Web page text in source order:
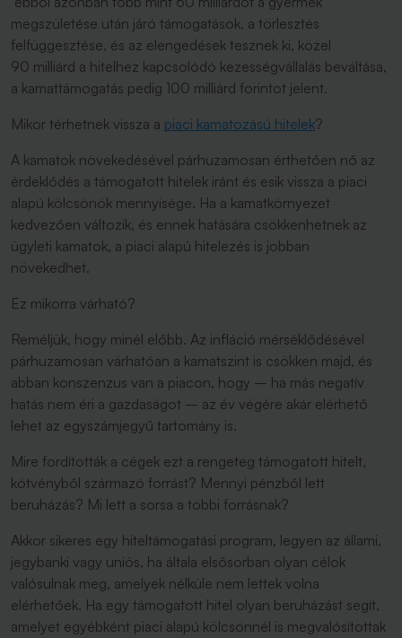
megszületése után járó támogatások, a törlesztés
felfüggesztése, és az elengedések tesznek ki, közel
90 milliárd a hitelhez kapcsolódó kezességvállalás beváltása,
a kamattámogatás pedig 100 milliárd forintot jelent.
Mikor térhetnek vissza a piaci kamatozású hitelek?
A kamatok növekedésével párhuzamosan érthetően nő az
érdeklődés a támogatott hitelek iránt és esik vissza a piaci
alapú kölcsönök mennyisége. Ha a kamatkörnyezet
kedvezően változik, és ennek hatására csökkenhetnek az
ügyleti kamatok, a piaci alapú hitelezés is jobban
növekedhet.
Ez mikorra várható?
Reméljük, hogy minél előbb. Az infláció mérséklődésével
párhuzamosan várhatóan a kamatszint is csökken majd, és
abban konszenzus van a piacon, hogy – ha más negatív
hatás nem éri a gazdaságot – az év végére akár elérhető
lehet az egyszámjegyű tartomány is.
Mire fordították a cégek ezt a rengeteg támogatott hitelt,
kötvényből származó forrást? Mennyi pénzből lett
beruházás? Mi lett a sorsa a többi forrásnak?
Akkor sikeres egy hiteltámogatási program, legyen az állami,
jegybanki vagy uniós, ha általa elsősorban olyan célok
valósulnak meg, amelyek nélküle nem lettek volna
elérhetőek. Ha egy támogatott hitel olyan beruházást segít,
amelyet egyébként piaci alapú kölcsönnél is megvalósítottak